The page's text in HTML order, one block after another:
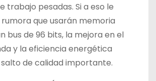
trabajo pesadas. Si a eso le
rumora que usarán memoria
bus de 96 bits, la mejora en el
y la eficiencia energética
de calidad importante.